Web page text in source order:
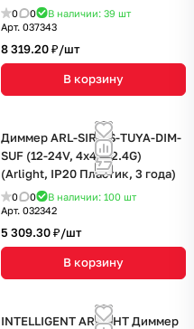
BLE, 2.4G) (IARL, Контроллер)
0 0 В наличии: 39 шт
Арт. 037343
8 319.20 ₽/шт
В корзину
Диммер ARL-SIRIUS-TUYA-DIM-
SUF (12-24V, 4x4A, 2.4G)
(Arlight, IP20 Пластик, 3 года)
0 0 В наличии: 100 шт
Арт. 032342
5 309.30 ₽/шт
В корзину
INTELLIGENT ARLIGHT Диммер